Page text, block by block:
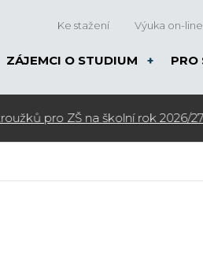
Ke stažení Výuka on-line
ZÁJEMCI O STUDIUM PRO